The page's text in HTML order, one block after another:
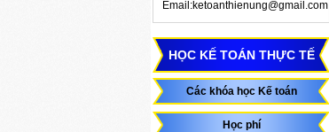
Email:ketoanthienung@gmail.com
HỌC KẾ TOÁN THỰC TẾ
Các khóa học Kế toán
Học phí